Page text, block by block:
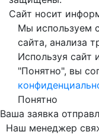
Сайт носит
Мы используем
сайта, анализа
Используя сайт
"Понятно", вы
Понятно
Ваша заявка
Наш менеджер